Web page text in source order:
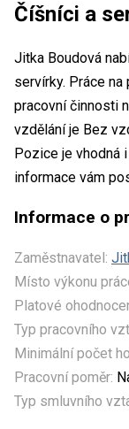
Číšníci a
Jitka Boudová
servírky. Práce
pracovní činnosti
vzdělání je Bez
Pozice je vhodná
informace vám
Informace o
Zaměstnavatel:
Místo výkonu
Platové
Typ pracovního
Minimální počet
Pracovní poměr:
Typ smluvního